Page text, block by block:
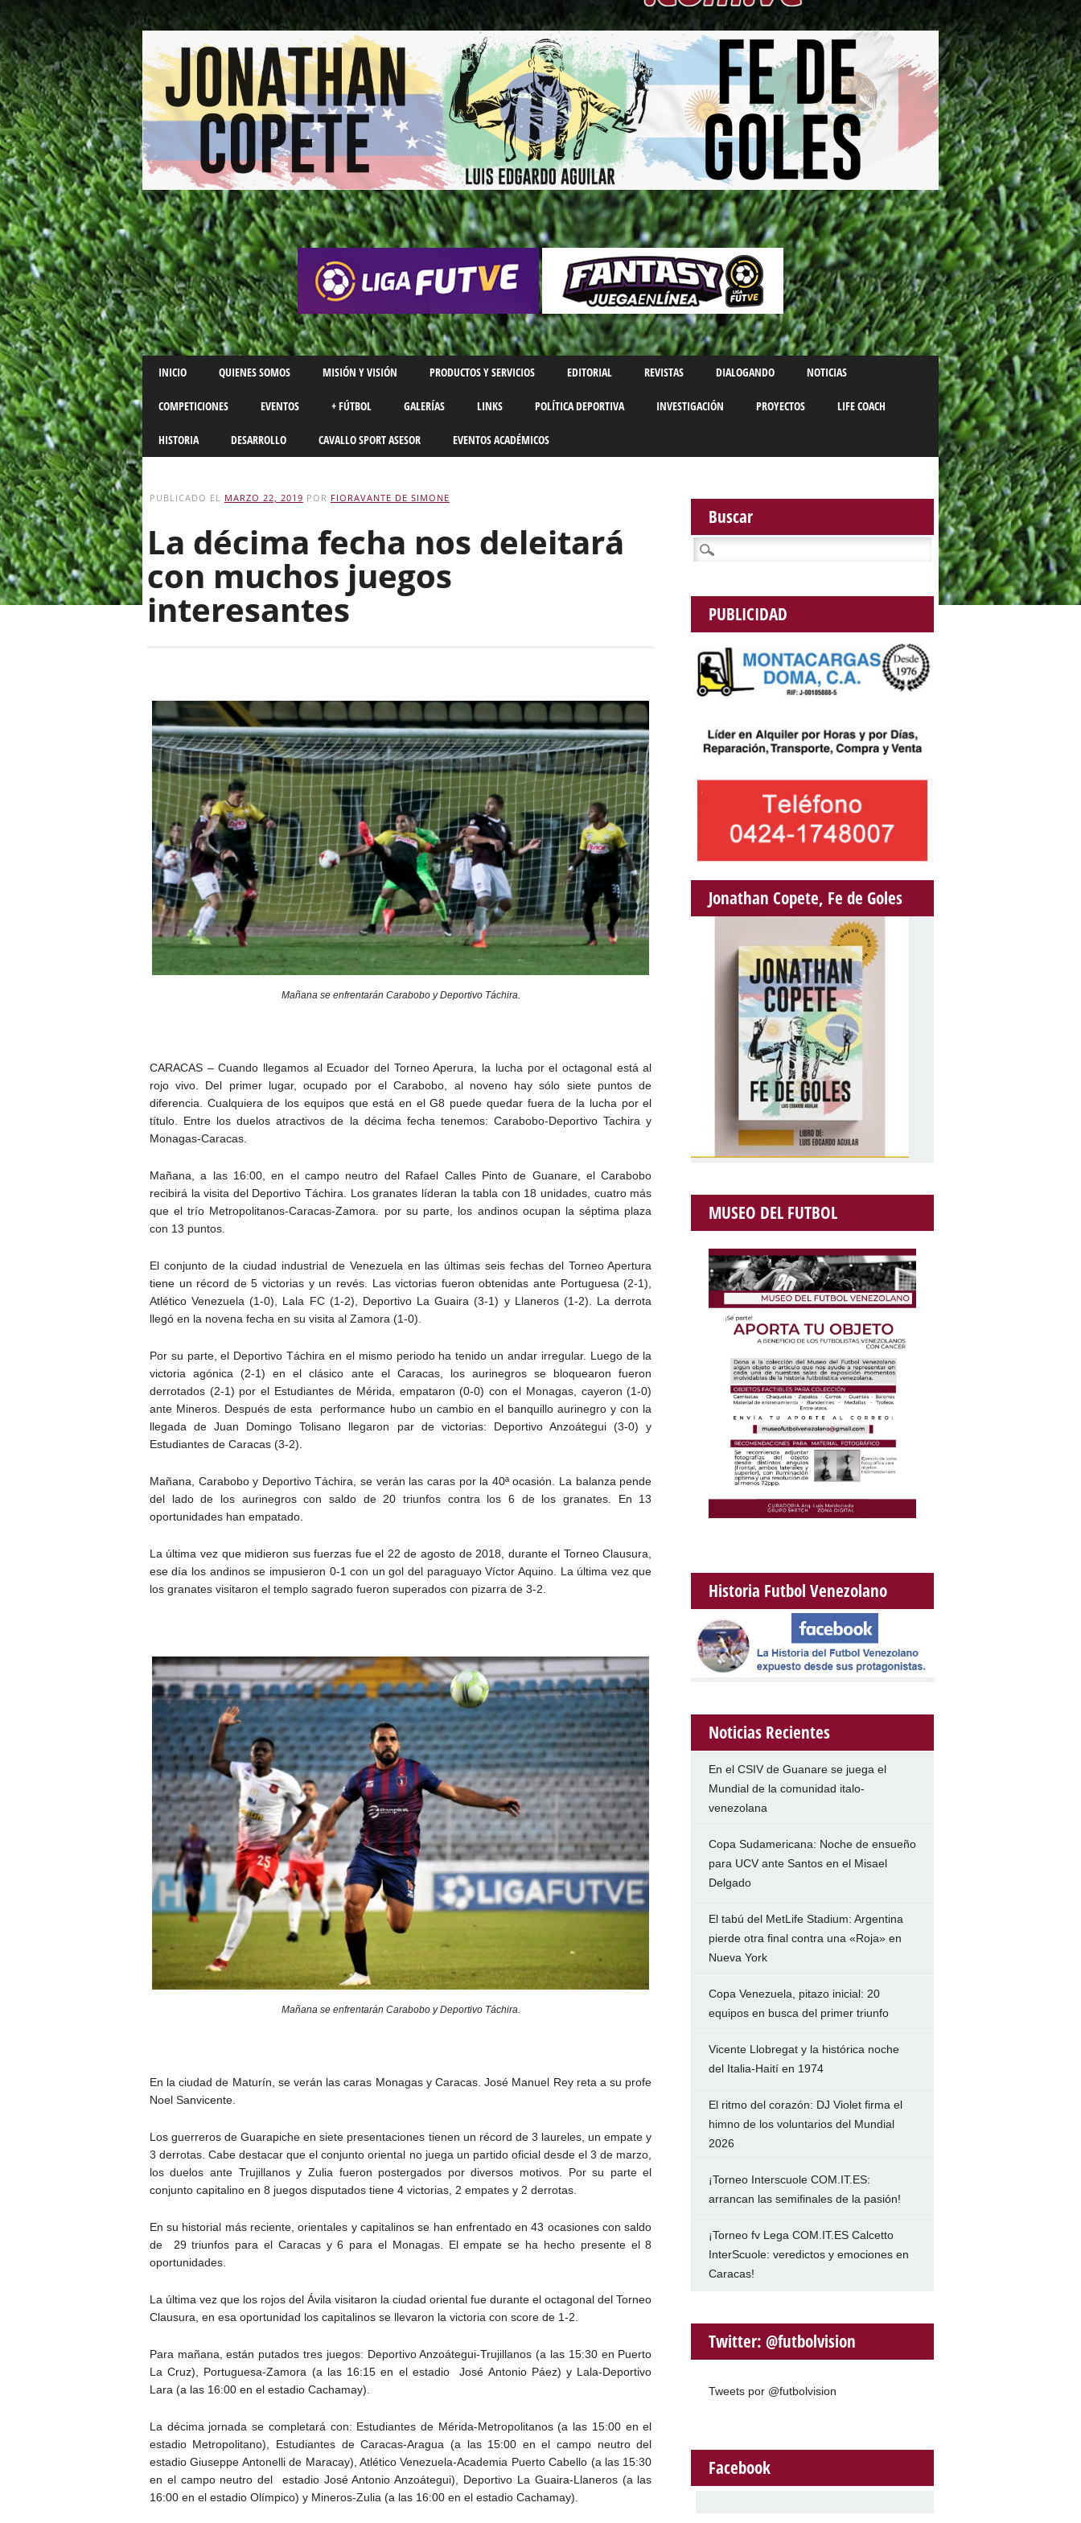
Main menu
Skip
to
content
INICIO QUIENES SOMOS MISIÓN Y VISIÓN PRODUCTOS Y SERVICIOS EDITORIAL REVISTAS DIALOGANDO NOTICIAS
COMPETICIONES EVENTOS + FÚTBOL GALERÍAS LINKS POLÍTICA DEPORTIVA INVESTIGACIÓN PROYECTOS LIFE COACH
HISTORIA DESARROLLO CAVALLO SPORT ASESOR EVENTOS ACADÉMICOS
PUBLICADO EL MARZO 22, 2019 POR FIORAVANTE DE SIMONE
La décima fecha nos deleitará
con muchos juegos
interesantes
Mañana se enfrentarán Carabobo y Deportivo Táchira.
CARACAS – Cuando llegamos al Ecuador del Torneo Aperura, la lucha por el octagonal está al
rojo vivo. Del primer lugar, ocupado por el Carabobo, al noveno hay sólo siete puntos de
diferencia. Cualquiera de los equipos que está en el G8 puede quedar fuera de la lucha por el
título. Entre los duelos atractivos de la décima fecha tenemos: Carabobo-Deportivo Tachira y
Monagas-Caracas.
Mañana, a las 16:00, en el campo neutro del Rafael Calles Pinto de Guanare, el Carabobo
recibirá la visita del Deportivo Táchira. Los granates líderan la tabla con 18 unidades, cuatro más
que el trío Metropolitanos-Caracas-Zamora. por su parte, los andinos ocupan la séptima plaza
con 13 puntos.
El conjunto de la ciudad industrial de Venezuela en las últimas seis fechas del Torneo Apertura
tiene un récord de 5 victorias y un revés. Las victorias fueron obtenidas ante Portuguesa (2-1),
Atlético Venezuela (1-0), Lala FC (1-2), Deportivo La Guaira (3-1) y Llaneros (1-2). La derrota
llegó en la novena fecha en su visita al Zamora (1-0).
Por su parte, el Deportivo Táchira en el mismo periodo ha tenido un andar irregular. Luego de la
victoria agónica (2-1) en el clásico ante el Caracas, los aurinegros se bloquearon fueron
derrotados (2-1) por el Estudiantes de Mérida, empataron (0-0) con el Monagas, cayeron (1-0)
ante Mineros. Después de esta performance hubo un cambio en el banquillo aurinegro y con la
llegada de Juan Domingo Tolisano llegaron par de victorias: Deportivo Anzoátegui (3-0) y
Estudiantes de Caracas (3-2).
Mañana, Carabobo y Deportivo Táchira, se verán las caras por la 40ª ocasión. La balanza pende
del lado de los aurinegros con saldo de 20 triunfos contra los 6 de los granates. En 13
oportunidades han empatado.
La última vez que midieron sus fuerzas fue el 22 de agosto de 2018, durante el Torneo Clausura,
ese día los andinos se impusieron 0-1 con un gol del paraguayo Víctor Aquino. La última vez que
los granates visitaron el templo sagrado fueron superados con pizarra de 3-2.
Mañana se enfrentarán Carabobo y Deportivo Táchira.
En la ciudad de Maturín, se verán las caras Monagas y Caracas. José Manuel Rey reta a su profe
Noel Sanvicente.
Los guerreros de Guarapiche en siete presentaciones tienen un récord de 3 laureles, un empate y
3 derrotas. Cabe destacar que el conjunto oriental no juega un partido oficial desde el 3 de marzo,
los duelos ante Trujillanos y Zulia fueron postergados por diversos motivos. Por su parte el
conjunto capitalino en 8 juegos disputados tiene 4 victorias, 2 empates y 2 derrotas.
En su historial más reciente, orientales y capitalinos se han enfrentado en 43 ocasiones con saldo
de 29 triunfos para el Caracas y 6 para el Monagas. El empate se ha hecho presente el 8
oportunidades.
La última vez que los rojos del Ávila visitaron la ciudad oriental fue durante el octagonal del Torneo
Clausura, en esa oportunidad los capitalinos se llevaron la victoria con score de 1-2.
Para mañana, están putados tres juegos: Deportivo Anzoátegui-Trujillanos (a las 15:30 en Puerto
La Cruz), Portuguesa-Zamora (a las 16:15 en el estadio José Antonio Páez) y Lala-Deportivo
Lara (a las 16:00 en el estadio Cachamay).
La décima jornada se completará con: Estudiantes de Mérida-Metropolitanos (a las 15:00 en el
estadio Metropolitano), Estudiantes de Caracas-Aragua (a las 15:00 en el campo neutro del
estadio Giuseppe Antonelli de Maracay), Atlético Venezuela-Academia Puerto Cabello (a las 15:30
en el campo neutro del estadio José Antonio Anzoátegui), Deportivo La Guaira-Llaneros (a las
16:00 en el estadio Olímpico) y Mineros-Zulia (a las 16:00 en el estadio Cachamay).
Buscar
Buscar:
PUBLICIDAD
Jonathan Copete, Fe de Goles
MUSEO DEL FUTBOL
Historia Futbol Venezolano
Noticias Recientes
En el CSIV de Guanare se juega el
Mundial de la comunidad italo-
venezolana
Copa Sudamericana: Noche de ensueño
para UCV ante Santos en el Misael
Delgado
El tabú del MetLife Stadium: Argentina
pierde otra final contra una «Roja» en
Nueva York
Copa Venezuela, pitazo inicial: 20
equipos en busca del primer triunfo
Vicente Llobregat y la histórica noche
del Italia-Haití en 1974
El ritmo del corazón: DJ Violet firma el
himno de los voluntarios del Mundial
2026
¡Torneo Interscuole COM.IT.ES:
arrancan las semifinales de la pasión!
¡Torneo fv Lega COM.IT.ES Calcetto
InterScuole: veredictos y emociones en
Caracas!
Twitter: @futbolvision
Tweets por @futbolvision
Facebook